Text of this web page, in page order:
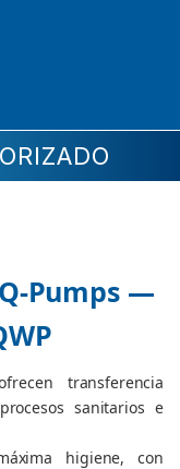
Pumps —
transferencia
sanitarios e
higiene, con